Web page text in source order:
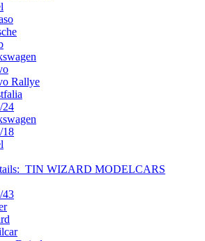
Rallye
24
18
TIN WIZARD MODELCARS
43